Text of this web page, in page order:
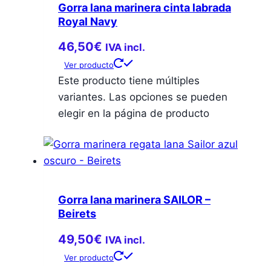
Gorra lana marinera cinta labrada
Royal Navy
46,50€ IVA incl.
Ver producto
Este producto tiene múltiples
variantes. Las opciones se pueden
elegir en la página de producto
Gorra lana marinera SAILOR –
Beirets
49,50€ IVA incl.
Ver producto